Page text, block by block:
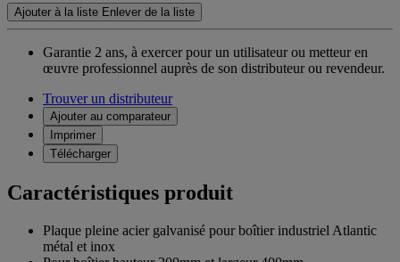
Ajouter à la liste Enlever de la liste
Garantie 2 ans, à exercer pour un utilisateur ou metteur en
œuvre professionnel auprès de son distributeur ou revendeur.
Trouver un distributeur
Ajouter au comparateur
Imprimer
Télécharger
Caractéristiques produit
Plaque pleine acier galvanisé pour boîtier industriel Atlantic
métal et inox